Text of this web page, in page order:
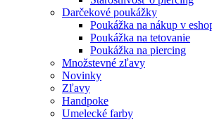
Darčekové poukážky
Poukážka na nákup v
Poukážka na tetovanie
Poukážka na piercing
Množstevné zľavy
Novinky
Zľavy
Handpoke
Umelecké farby